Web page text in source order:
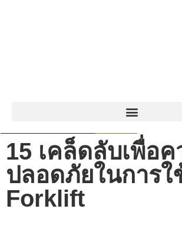
15 เคล็ดลับเพื่อค
ปลอดภัยในการใ
Forklift